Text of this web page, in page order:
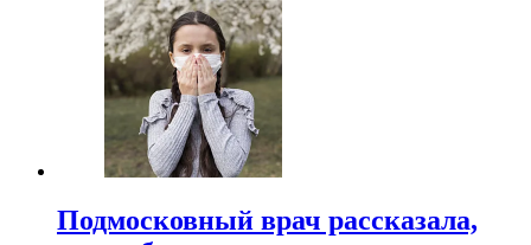
Подмосковный врач рассказала,